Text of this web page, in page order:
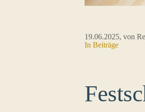
19.06.2025, von
In Beiträge